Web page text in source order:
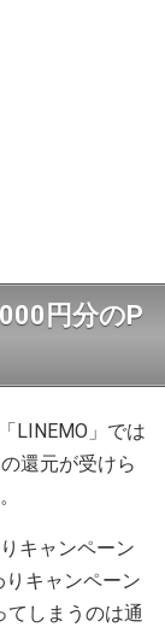
円分のP
LINEMO」では
還元が受けら
キャンペーン
キャンペーン
てしまうのは通